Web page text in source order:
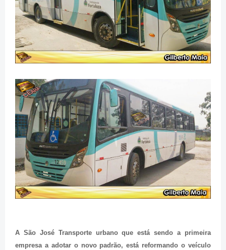
A São José Transporte urbano que está sendo a primeira
empresa a adotar o novo padrão, está reformando o veículo